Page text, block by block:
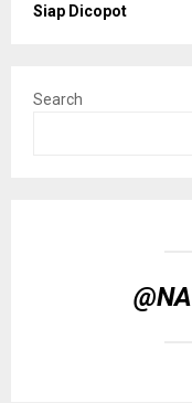
Siap Dicopot
Search